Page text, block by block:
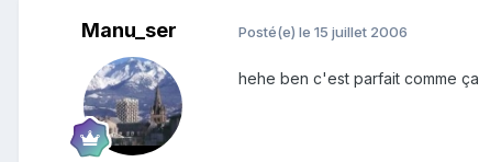
Manu_ser Posté(e) le 15 juillet 2006
hehe ben c'est parfait comme ça